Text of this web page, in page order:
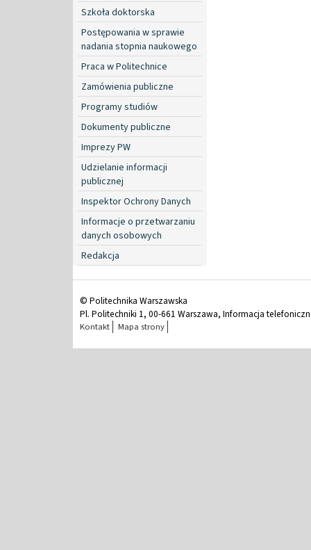
Szkoła doktorska
Postępowania w sprawie
nadania stopnia naukowego
Praca w Politechnice
Zamówienia publiczne
Programy studiów
Dokumenty publiczne
Imprezy PW
Udzielanie informacji
publicznej
Inspektor Ochrony Danych
Informacje o przetwarzaniu
danych osobowych
Redakcja
© Politechnika Warszawska
Pl. Politechniki 1, 00-661 Warszawa, Informacja
Kontakt Mapa strony